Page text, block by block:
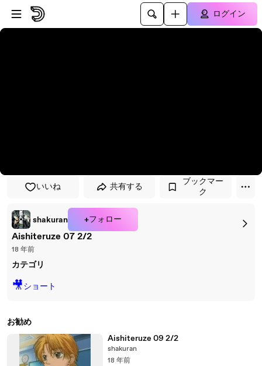
プレイヤーにスキップ
メインコンテンツにスキップ
ログイン
いいね 共有する
ブックマー
ク
shakuran +フォロー
Aishiteruze 07 2/2
18 年前
カテゴリ
🎥ショート
お勧め
Aishiteruze 09 2/2
shakuran
18 年前